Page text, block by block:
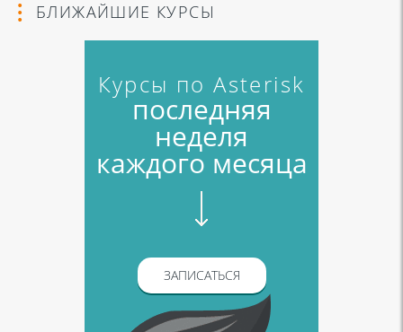
БЛИЖАЙШИЕ КУРСЫ
Курсы по Asterisk
последняя
неделя
каждого месяца
ЗАПИСАТЬСЯ